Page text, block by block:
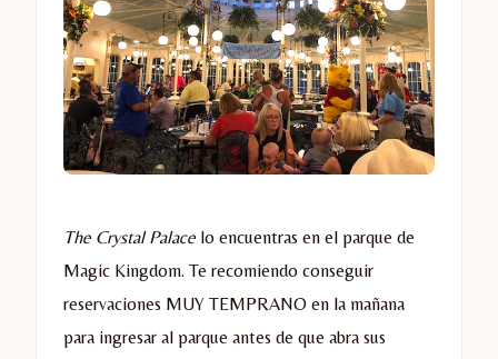
The Crystal Palace lo encuentras en el parque de
Magic Kingdom. Te recomiendo conseguir
reservaciones MUY TEMPRANO en la mañana
para ingresar al parque antes de que abra sus